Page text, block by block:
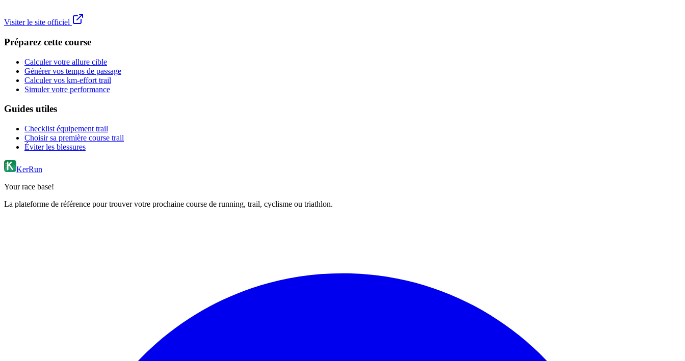
Visiter le site officiel
Préparez cette course
Calculer votre allure cible
Générer vos temps de passage
Calculer vos km-effort trail
Simuler votre performance
Guides utiles
Checklist équipement trail
Choisir sa première course trail
Éviter les blessures
KerRun
Your race base!
La plateforme de référence pour trouver votre prochaine course de running, trail, cyclisme ou triathlon.